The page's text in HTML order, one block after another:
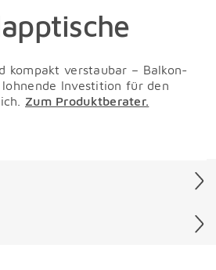
kompakt verstaubar – Balkon-
Investition für den
Zum Produktberater.